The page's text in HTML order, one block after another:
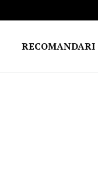
RECOMANDARI